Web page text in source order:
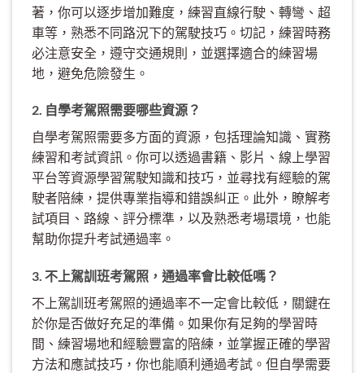
著，你可以逐步增加難度，練習直線行駛、轉彎、超
車等，熟悉不同路況下的駕駛技巧。切記，練習時務
必注意安全，遵守交通規則，並選擇適合的練習場
地，避免危險發生。
2. 自學考駕照需要哪些資源？
自學考駕照需要多方面的資源，包括理論知識、實務
練習和考試資訊。你可以透過書籍、影片、線上學習
平台等資源學習駕駛知識和技巧，並尋找有經驗的駕
駛者陪練，提供專業指導和錯誤糾正。此外，瞭解考
試項目、路線、評分標準，以及熟悉考場環境，也能
幫助你提升考試通過率。
3. 不上駕訓班考駕照，通過率會比較低嗎？
不上駕訓班考駕照的通過率不一定會比較低，關鍵在
於你是否做好充足的準備。如果你有足夠的學習時
間、練習場地和經驗豐富的陪練，並掌握正確的學習
方法和應試技巧，你也能順利通過考試。但自學需要